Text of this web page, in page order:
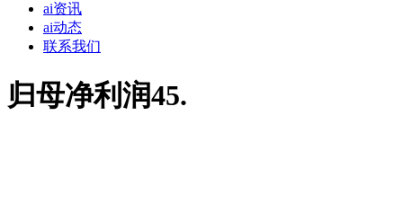
ai资讯
ai动态
联系我们
归母净利润45.